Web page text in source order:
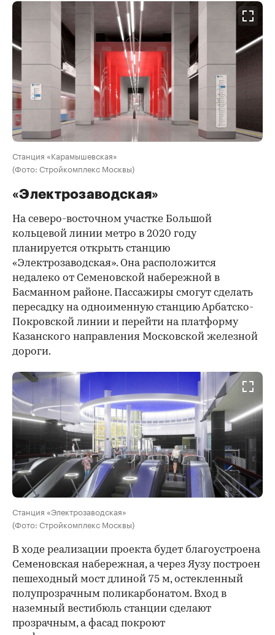
Станция «Карамышевская»
(Фото: Стройкомплекс Москвы)
«Электрозаводская»
На северо-восточном участке Большой
кольцевой линии метро в 2020 году
планируется открыть станцию
«Электрозаводская». Она расположится
недалеко от Семеновской набережной в
Басманном районе. Пассажиры смогут сделать
пересадку на одноименную станцию Арбатско-
Покровской линии и перейти на платформу
Казанского направления Московской железной
дороги.
Станция «Электрозаводская»
(Фото: Стройкомплекс Москвы)
В ходе реализации проекта будет благоустроена
Семеновская набережная, а через Яузу построен
пешеходный мост длиной 75 м, остекленный
полупрозрачным поликарбонатом. Вход в
наземный вестибюль станции сделают
прозрачным, а фасад покроют